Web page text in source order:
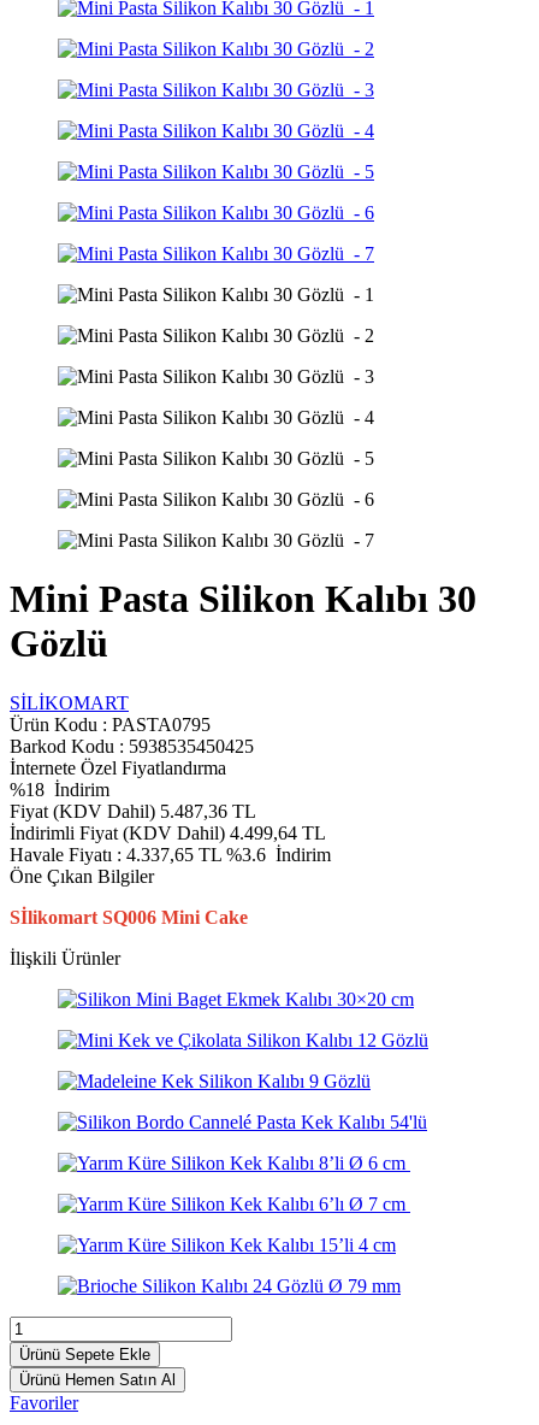
Mini Pasta Silikon Kalıbı 30
Gözlü
SİLİKOMART
Ürün Kodu : PASTA0795
Barkod Kodu : 5938535450425
İnternete Özel Fiyatlandırma
%18 İndirim
Fiyat (KDV Dahil) 5.487,36 TL
İndirimli Fiyat (KDV Dahil) 4.499,64 TL
Havale Fiyatı : 4.337,65 TL %3.6 İndirim
Öne Çıkan Bilgiler
Sİlikomart SQ006 Mini Cake
İlişkili Ürünler
Ürünü Sepete Ekle
Ürünü Hemen Satın Al
Favoriler